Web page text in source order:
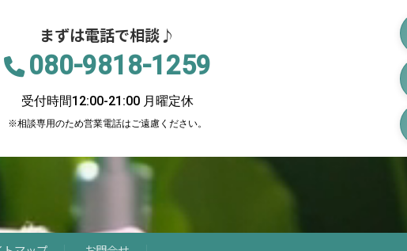
まずは電話で相談♪
080-9818-1259
受付時間12:00-21:00 月曜定休
※相談専用のため営業電話はご遠慮ください。